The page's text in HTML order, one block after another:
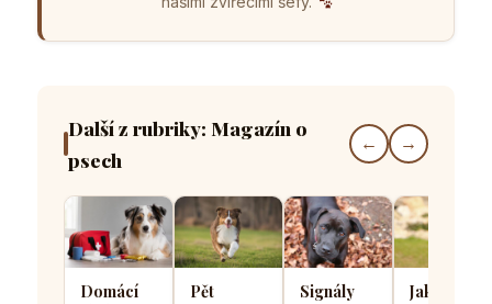
Další z rubriky: Magazín o
psech
← →
Domácí
Pět
Signály
Jak